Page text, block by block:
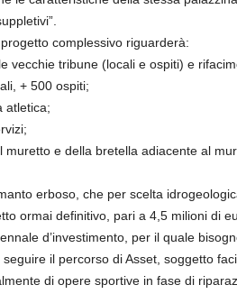
complessivo riguarderà:
vecchie tribune (locali e ospiti) e
+ 500 ospiti;
atletica;
muretto e della bretella adiacente al
erboso, che per scelta
ormai definitivo, pari a 4,5 milioni di
d’investimento, per il quale
il percorso di Asset, soggetto
di opere sportive in fase di